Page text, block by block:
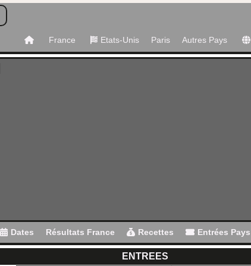
France Etats-Unis Paris Autres Pays
Dates Résultats France Recettes Entrées Pays
ENTREES